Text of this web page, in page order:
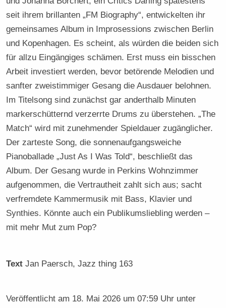
seit ihrem brillanten „FM Biography“, entwickelten ihr
gemeinsames Album in Improsessions zwischen Berlin
und Kopenhagen. Es scheint, als würden die beiden sich
für allzu Eingängiges schämen. Erst muss ein bisschen
Arbeit investiert werden, bevor betörende Melodien und
sanfter zweistimmiger Gesang die Ausdauer belohnen.
Im Titelsong sind zunächst gar anderthalb Minuten
markerschütternd verzerrte Drums zu überstehen. „The
Match“ wird mit zunehmender Spieldauer zugänglicher.
Der zarteste Song, die sonnenaufgangsweiche
Pianoballade „Just As I Was Told“, beschließt das
Album. Der Gesang wurde in Perkins Wohnzimmer
aufgenommen, die Vertrautheit zahlt sich aus; sacht
verfremdete Kammermusik mit Bass, Klavier und
Synthies. Könnte auch ein Publikumsliebling werden –
mit mehr Mut zum Pop?
Text Jan Paersch, Jazz thing 163
Veröffentlicht am 18. Mai 2026 um 07:59 Uhr unter